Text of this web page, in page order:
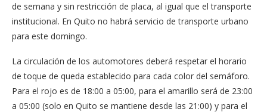
de semana y sin restricción de placa, al igual que el transporte
institucional. En Quito no habrá servicio de transporte urbano
para este domingo.
La circulación de los automotores deberá respetar el horario
de toque de queda establecido para cada color del semáforo.
Para el rojo es de 18:00 a 05:00, para el amarillo será de 23:00
a 05:00 (solo en Quito se mantiene desde las 21:00) y para el